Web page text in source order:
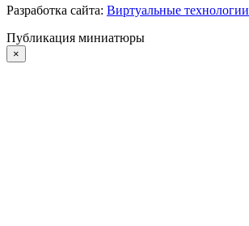
Разработка сайта: Виртуальные технологии
Публикация миниатюры
×